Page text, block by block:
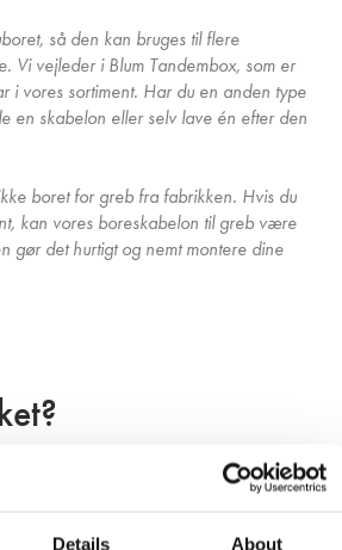
Details About
så den kan bruges til flere
Vi vejleder i Blum Tandembox, som er
i vores sortiment. Har du en anden type
en skabelon eller selv lave én efter den
boret for greb fra fabrikken. Hvis du
kan vores boreskabelon til greb være
gør det hurtigt og nemt montere dine